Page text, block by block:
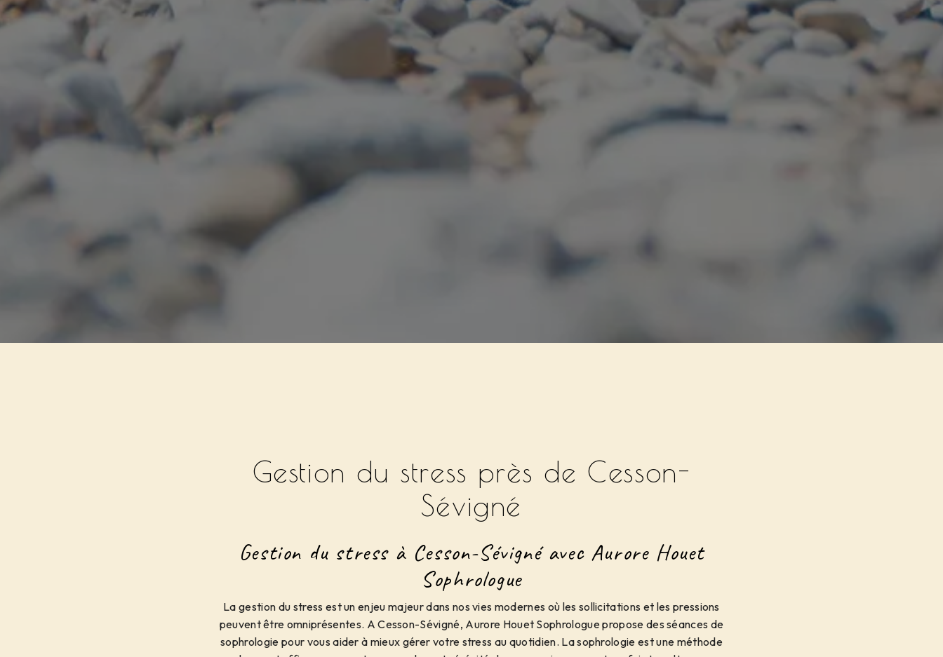
Gestion du stress près de Cesson-
Sévigné
Gestion du stress à Cesson-Sévigné avec Aurore Houet
Sophrologue
La gestion du stress est un enjeu majeur dans nos vies modernes où les sollicitations et les pressions
peuvent être omniprésentes. A Cesson-Sévigné, Aurore Houet Sophrologue propose des séances de
sophrologie pour vous aider à mieux gérer votre stress au quotidien. La sophrologie est une méthode